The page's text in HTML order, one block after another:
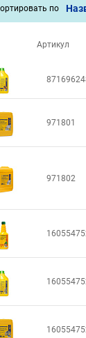
по
Артикул
971801
971802